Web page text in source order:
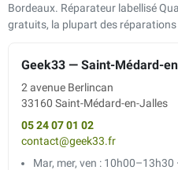
Bordeaux. Réparateur labellisé
gratuits, la plupart des
Geek33 — Saint-Médard-
2 avenue Berlincan
33160 Saint-Médard-en-Jalles
05 24 07 01 02
contact@geek33.fr
Mar, mer, ven : 10h00–13h30